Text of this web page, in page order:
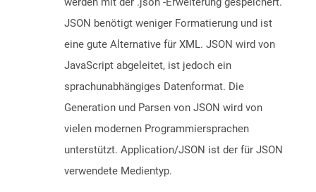
JSON benötigt weniger Formatierung und ist
eine gute Alternative für XML. JSON wird von
JavaScript abgeleitet, ist jedoch ein
sprachunabhängiges Datenformat. Die
Generation und Parsen von JSON wird von
vielen modernen Programmiersprachen
unterstützt. Application/JSON ist der für JSON
verwendete Medientyp.